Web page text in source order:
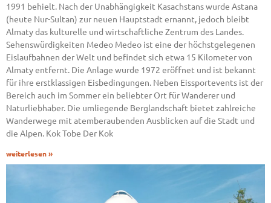
1991 behielt. Nach der Unabhängigkeit Kasachstans wurde Astana
(heute Nur-Sultan) zur neuen Hauptstadt ernannt, jedoch bleibt
Almaty das kulturelle und wirtschaftliche Zentrum des Landes.
Sehenswürdigkeiten Medeo Medeo ist eine der höchstgelegenen
Eislaufbahnen der Welt und befindet sich etwa 15 Kilometer von
Almaty entfernt. Die Anlage wurde 1972 eröffnet und ist bekannt
für ihre erstklassigen Eisbedingungen. Neben Eissportevents ist der
Bereich auch im Sommer ein beliebter Ort für Wanderer und
Naturliebhaber. Die umliegende Berglandschaft bietet zahlreiche
Wanderwege mit atemberaubenden Ausblicken auf die Stadt und
die Alpen. Kok Tobe Der Kok
weiterlesen »